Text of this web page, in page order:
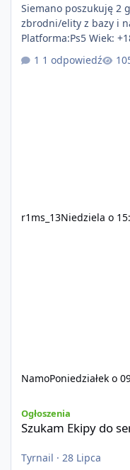
Siemano poszukuję 2
zbrodni/elity z bazy i
Platforma:Ps5 Wiek:
1 odpowiedź
r1ms_13Niedziela o
NamoPoniedziałek o
Ogłoszenia
Szukam Ekipy do
Tyrnail · 28 Lipca